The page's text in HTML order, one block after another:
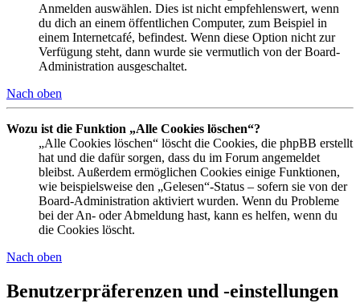
Anmelden auswählen. Dies ist nicht empfehlenswert, wenn
du dich an einem öffentlichen Computer, zum Beispiel in
einem Internetcafé, befindest. Wenn diese Option nicht zur
Verfügung steht, dann wurde sie vermutlich von der Board-
Administration ausgeschaltet.
Nach oben
Wozu ist die Funktion „Alle Cookies löschen“?
„Alle Cookies löschen“ löscht die Cookies, die phpBB erstellt
hat und die dafür sorgen, dass du im Forum angemeldet
bleibst. Außerdem ermöglichen Cookies einige Funktionen,
wie beispielsweise den „Gelesen“-Status – sofern sie von der
Board-Administration aktiviert wurden. Wenn du Probleme
bei der An- oder Abmeldung hast, kann es helfen, wenn du
die Cookies löscht.
Nach oben
Benutzerpräferenzen und -einstellungen